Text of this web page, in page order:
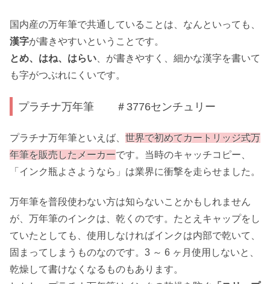
国内産の万年筆で共通していることは、なんといっても、
漢字が書きやすいということです。
とめ、はね、はらい 、が書きやすく、細かな漢字を書いて
も字がつぶれにくいです。
プラチナ万年筆 ＃3776センチュリー
プラチナ万年筆といえば、 世界で初めてカートリッジ式万
年筆を販売したメーカーです。当時のキャッチコピー、
「インク瓶よさようなら」は業界に衝撃を走らせました。
万年筆を普段使わない方は知らないことかもしれません
が、万年筆のインクは、乾くのです。たとえキャップをし
ていたとしても、使用しなければインクは内部で乾いて、
固まってしまうものなのです。3 ～ 6 ヶ月使用しないと、
乾燥して書けなくなるものもあります。